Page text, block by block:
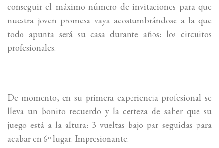
conseguir el máximo número de invitaciones para que
nuestra joven promesa vaya acostumbrándose a la que
todo apunta será su casa durante años: los circuitos
profesionales.
De momento, en su primera experiencia profesional se
lleva un bonito recuerdo y la certeza de saber que su
juego está a la altura: 3 vueltas bajo par seguidas para
acabar en 6º lugar. Impresionante.